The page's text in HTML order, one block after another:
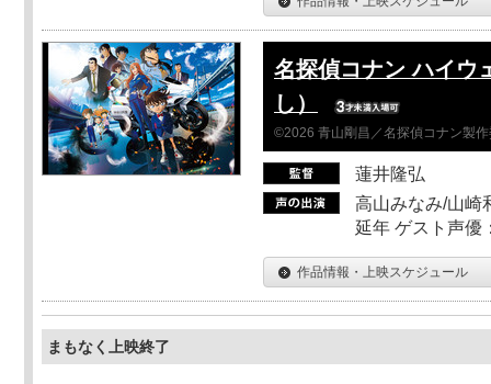
名探偵コナン ハイウ
し）
©2026 青山剛昌／名探偵コナン製
蓮井隆弘
高山みなみ/山崎
延年 ゲスト声優
作品情報・上映スケジュール
まもなく上映終了